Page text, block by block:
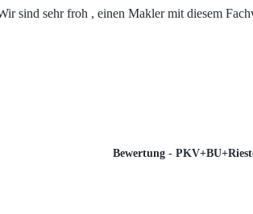
sind sehr froh , einen Makler mit diesem
Bewertung -